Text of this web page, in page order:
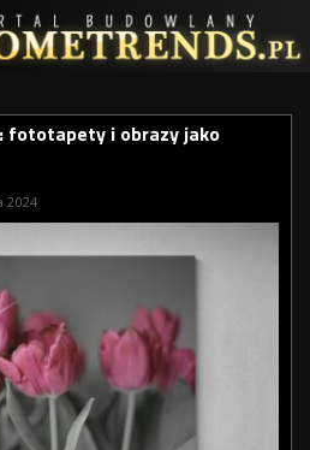
fototapety i obrazy jako
2024